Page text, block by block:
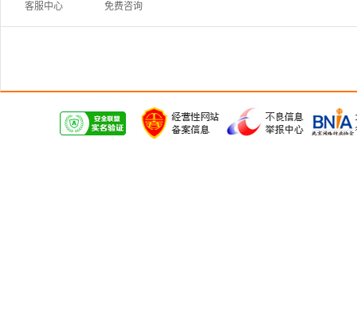
客服中心
免费咨询